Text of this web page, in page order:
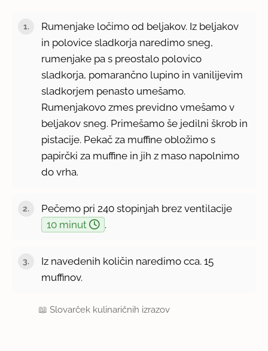
Rumenjake ločimo od beljakov. Iz beljakov
in polovice sladkorja naredimo sneg,
rumenjake pa s preostalo polovico
sladkorja, pomarančno lupino in vanilijevim
sladkorjem penasto umešamo.
Rumenjakovo zmes previdno vmešamo v
beljakov sneg. Primešamo še jedilni škrob in
pistacije. Pekač za muffine obložimo s
papirčki za muffine in jih z maso napolnimo
do vrha.
Pečemo pri 240 stopinjah brez ventilacije
10 minut
.
Iz navedenih količin naredimo cca. 15
muffinov.
📖Slovarček kulinaričnih izrazov